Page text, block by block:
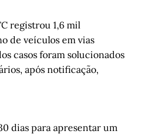
registrou 1,6 mil
de veículos em vias
casos foram solucionados
após notificação,
dias para apresentar um